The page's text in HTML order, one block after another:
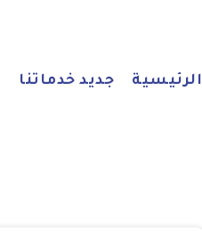
الرئيسية جديد خدماتنا